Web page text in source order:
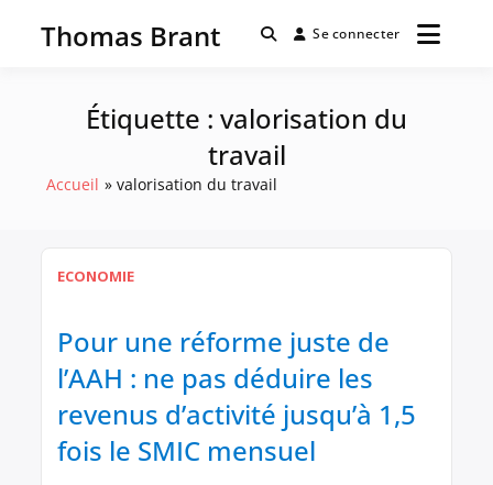
Thomas Brant Se connecter
Étiquette : valorisation du
travail
Accueil valorisation du travail
ECONOMIE
Pour une réforme juste de
l’AAH : ne pas déduire les
revenus d’activité jusqu’à 1,5
fois le SMIC mensuel